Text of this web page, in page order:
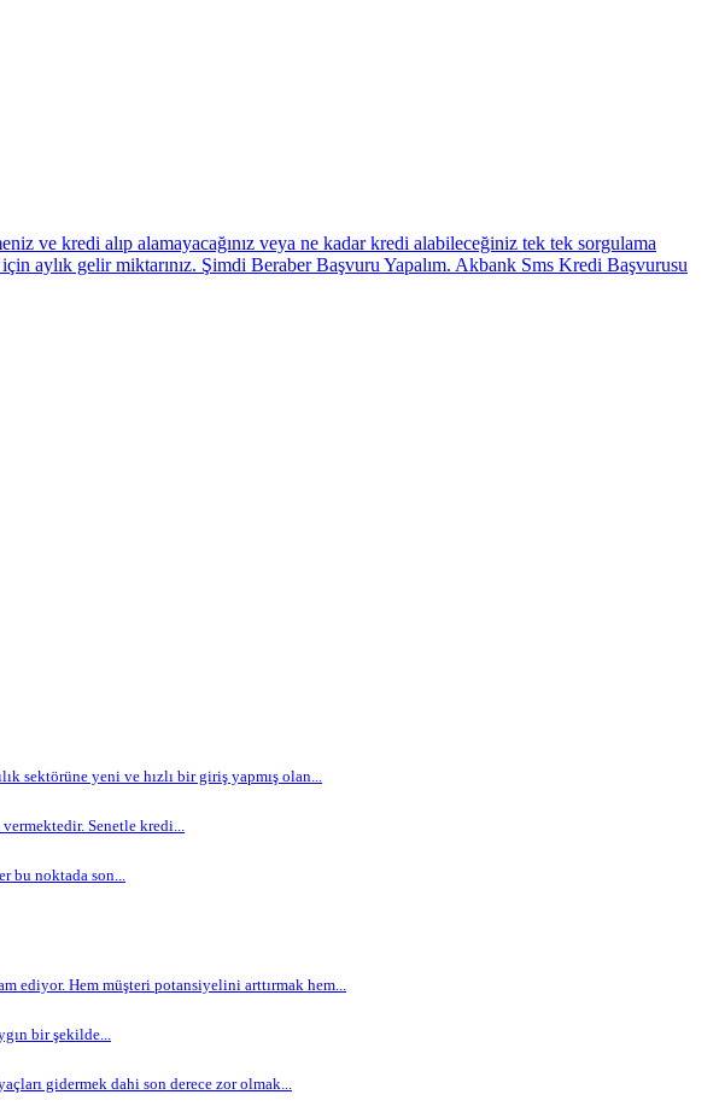
ve kredi alıp alamayacağınız veya ne kadar kredi alabileceğiniz tek tek sorgulama
aylık gelir miktarınız. Şimdi Beraber Başvuru Yapalım. Akbank Sms Kredi Başvurusu
sektörüne yeni ve hızlı bir giriş yapmış olan...
Senetle kredi...
bu noktada son...
ediyor. Hem müşteri potansiyelini arttırmak hem...
bir şekilde...
gidermek dahi son derece zor olmak...